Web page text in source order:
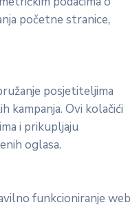
početne stranice,
posjetiteljima
kampanja. Ovi kolačići
i prikupljaju
oglasa.
funkcioniranje web